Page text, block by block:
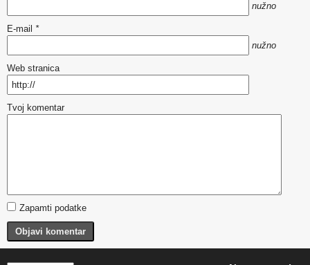
nužno
E-mail *
nužno
Web stranica
Tvoj komentar
Zapamti podatke
Objavi komentar